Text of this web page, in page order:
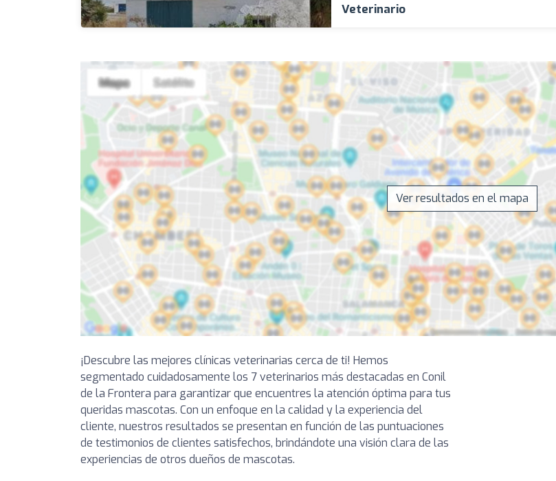
Veterinario
Ver resultados en el mapa
¡Descubre las mejores clínicas veterinarias cerca de ti! Hemos
segmentado cuidadosamente los 7 veterinarios más destacadas en Conil
de la Frontera para garantizar que encuentres la atención óptima para tus
queridas mascotas. Con un enfoque en la calidad y la experiencia del
cliente, nuestros resultados se presentan en función de las puntuaciones
de testimonios de clientes satisfechos, brindándote una visión clara de las
experiencias de otros dueños de mascotas.